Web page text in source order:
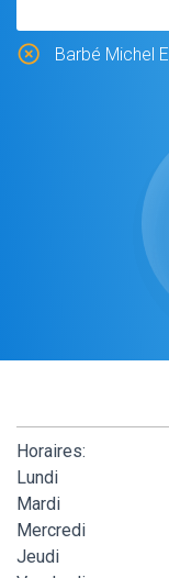
Barbé Michel
Horaires:
Lundi
Mardi
Mercredi
Jeudi